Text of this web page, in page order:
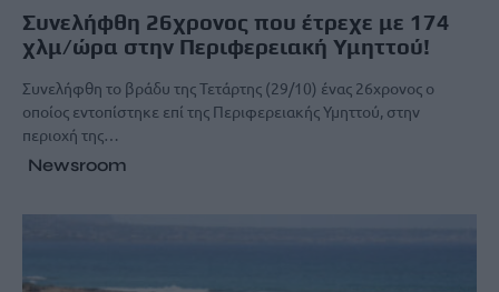
Συνελήφθη 26χρονος που έτρεχε με 174
χλμ/ώρα στην Περιφερειακή Υμηττού!
Συνελήφθη το βράδυ της Τετάρτης (29/10) ένας 26χρονος ο
οποίος εντοπίστηκε επί της Περιφερειακής Υμηττού, στην
περιοχή της…
Newsroom